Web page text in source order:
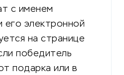
с именем
его электронной
на странице
победитель
подарка или в